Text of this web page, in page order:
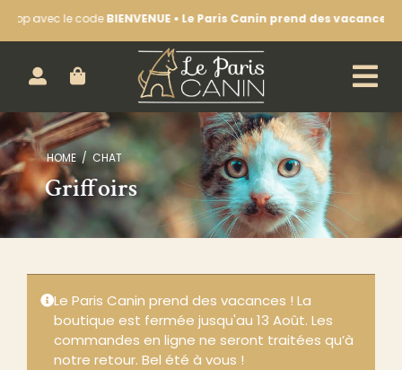
avec le codeBIENVENUE • Le Paris Canin prend des vacances !
HOME CHAT
Griffoirs
Le Paris Canin prend des vacances ! La
boutique est fermée jusqu'au 13 Août. Les
commandes en ligne ne seront traitées qu’à
notre retour. Bel été à vous !
ACHETEZ EN LIGNE :
CHIEN
CHAT
LA BOUTIQUE
NOS SÉANCES D’ÉDUCATION
LE BLOG & NOTRE ACTUALITÉ
CONTACTEZ-NOUS